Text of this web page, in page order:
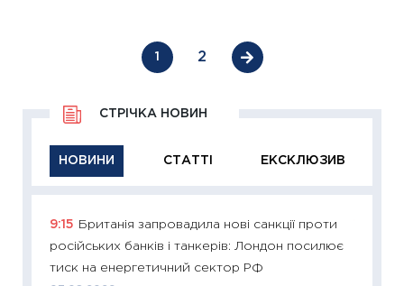
1 2
НОВИНИ СТАТТІ ЕКСКЛЮЗИВ
СТРІЧКА НОВИН
9:15
Британія запровадила нові санкції проти
російських банків і танкерів: Лондон посилює
тиск на енергетичний сектор РФ